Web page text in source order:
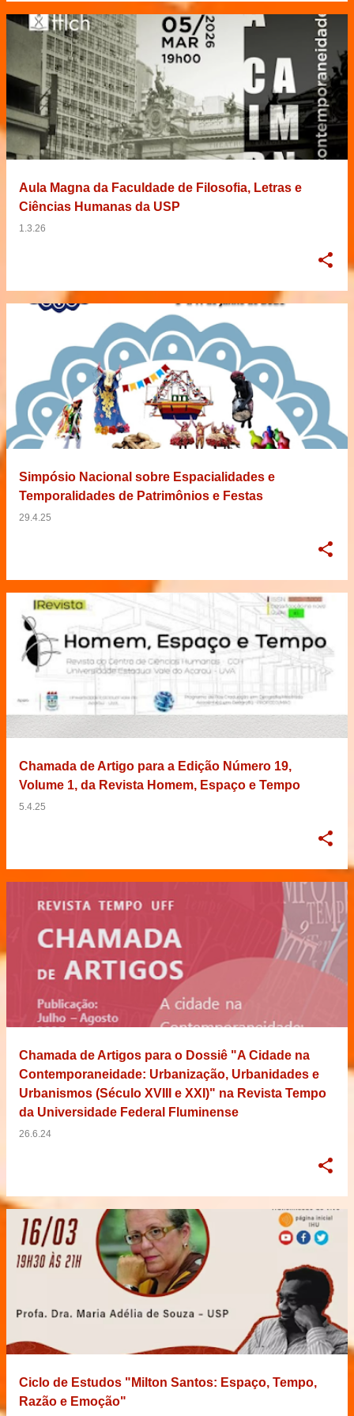
Aula Magna da Faculdade de Filosofia, Letras e
Ciências Humanas da USP
1.3.26
Simpósio Nacional sobre Espacialidades e
Temporalidades de Patrimônios e Festas
29.4.25
Chamada de Artigo para a Edição Número 19,
Volume 1, da Revista Homem, Espaço e Tempo
5.4.25
Chamada de Artigos para o Dossiê "A Cidade na
Contemporaneidade: Urbanização, Urbanidades e
Urbanismos (Século XVIII e XXI)" na Revista Tempo
da Universidade Federal Fluminense
26.6.24
Ciclo de Estudos "Milton Santos: Espaço, Tempo,
Razão e Emoção"